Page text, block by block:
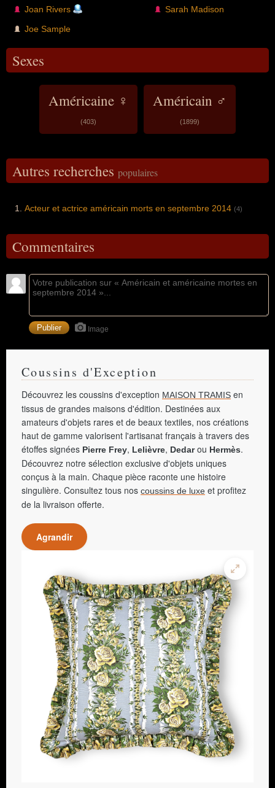
Joan Rivers
Joe Sample
Sarah Madison
Sexes
Américaine ♀
(403)
Américain ♂
(1899)
Autres recherches populaires
Acteur et actrice américain morts en septembre 2014 (4)
Commentaires
Image
Coussins d'Exception
Découvrez les coussins d'exception MAISON TRAMIS en
tissus de grandes maisons d'édition. Destinées aux
amateurs d'objets rares et de beaux textiles, nos créations
haut de gamme valorisent l'artisanat français à travers des
étoffes signées Pierre Frey, Lelièvre, Dedarou Hermès.
Découvrez notre sélection exclusive d'objets uniques
conçus à la main. Chaque pièce raconte une histoire
singulière. Consultez tous nos coussins de luxe et profitez
de la livraison offerte.
Agrandir